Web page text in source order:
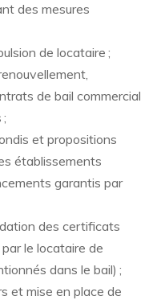
des mesures
de locataire ;
de bail commercial
et propositions
établissements
garantis par
des certificats
le locataire de
dans le bail) ;
et mise en place de